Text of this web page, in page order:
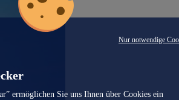
Nur notwendige
ermöglichen Sie uns Ihnen über Cookies ein